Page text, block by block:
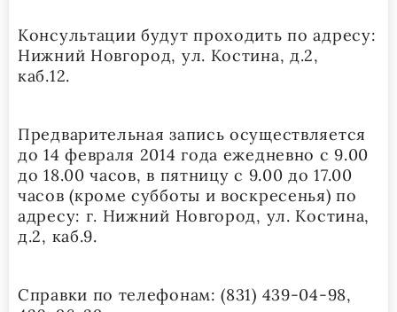
Консультации будут проходить по адресу:
Нижний Новгород, ул. Костина, д.2,
каб.12.
Предварительная запись осуществляется
до 14 февраля 2014 года ежедневно с 9.00
до 18.00 часов, в пятницу с 9.00 до 17.00
часов (кроме субботы и воскресенья) по
адресу: г. Нижний Новгород, ул. Костина,
д.2, каб.9.
Справки по телефонам: (831) 439-04-98,